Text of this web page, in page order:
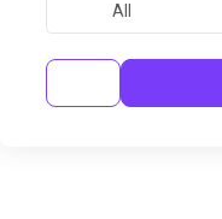
All